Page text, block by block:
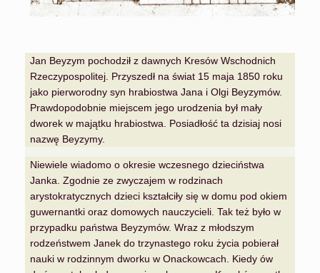
Jan Beyzym pochodził z dawnych Kresów Wschodnich
Rzeczypospolitej. Przyszedł na świat 15 maja 1850 roku
jako pierworodny syn hrabiostwa Jana i Olgi Beyzymów.
Prawdopodobnie miejscem jego urodzenia był mały
dworek w majątku hrabiostwa. Posiadłość ta dzisiaj nosi
nazwę Beyzymy.
Niewiele wiadomo o okresie wczesnego dzieciństwa
Janka. Zgodnie ze zwyczajem w rodzinach
arystokratycznych dzieci kształciły się w domu pod okiem
guwernantki oraz domowych nauczycieli. Tak też było w
przypadku państwa Beyzymów. Wraz z młodszym
rodzeństwem Janek do trzynastego roku życia pobierał
nauki w rodzinnym dworku w Onackowcach. Kiedy ów